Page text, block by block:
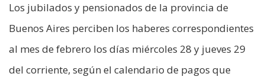
Los jubilados y pensionados de la provincia de
Buenos Aires perciben los haberes correspondientes
al mes de febrero los días miércoles 28 y jueves 29
del corriente, según el calendario de pagos que